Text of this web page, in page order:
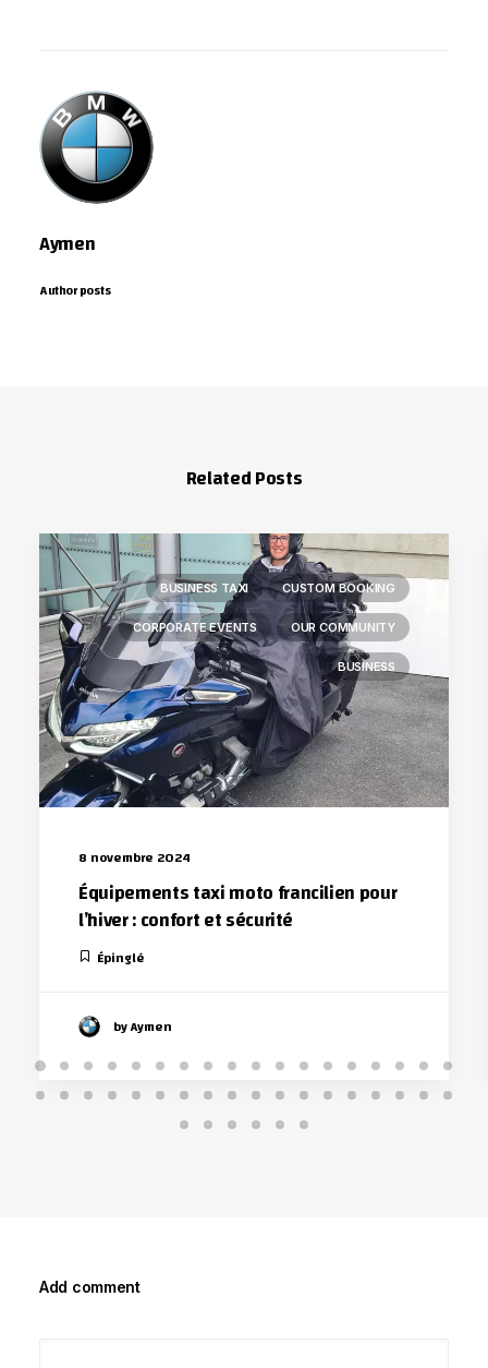
Aymen
Author posts
Related Posts
BUSINESS TAXI CUSTOM BOOKING
CORPORATE EVENTS OUR COMMUNITY
BUSINESS
8 novembre 2024
Équipements taxi moto francilien pour
l’hiver : confort et sécurité
Épinglé
by Aymen
Add comment